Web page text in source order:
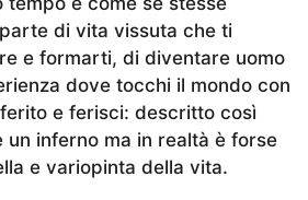
parte di vita vissuta che ti
e formarti, di diventare uomo
dove tocchi il mondo con
e ferisci: descritto così
inferno ma in realtà è forse
e variopinta della vita.